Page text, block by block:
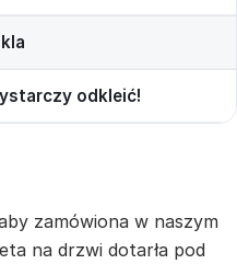
odkleić!
zamówiona w naszym
na drzwi dotarła pod